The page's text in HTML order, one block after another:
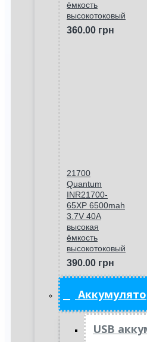
ёмкость
высокотоковый
360.00 грн
21700
Quantum
INR21700-
65XP 6500mah
3.7V 40A
высокая
ёмкость
высокотоковый
390.00 грн
USB